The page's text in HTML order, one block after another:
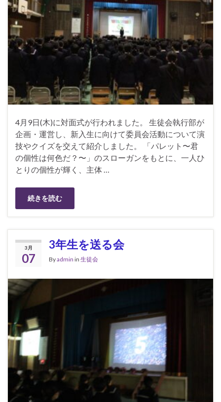
4月9日(木)に対面式が行われました。 生徒会執行部が
企画・運営し、新入生に向けて委員会活動について演
技やクイズを交えて紹介しました。 「パレット〜君
の個性は何色だ？〜」のスローガンをもとに、一人ひ
とりの個性が輝く、主体 …
続きを読む
3月
07
3年生を送る会
Byadmin in 生徒会